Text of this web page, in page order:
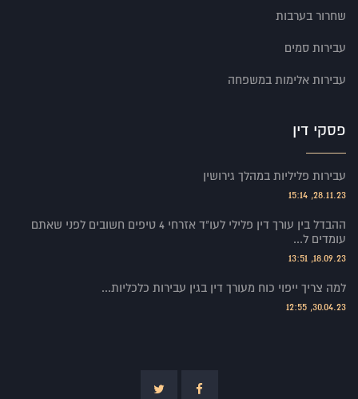
שחרור בערבות
עבירות סמים
עבירות אלימות במשפחה
פסקי דין
עבירות פליליות במהלך גירושין
28.11.23, 15:14
ההבדל בין עורך דין פלילי לעו"ד אזרחי 4 טיפים חשובים לפני שאתם
עומדים ל...
18.09.23, 13:51
למה צריך ייפוי כוח מעורך דין בגין עבירות כלכליות...
30.04.23, 12:55